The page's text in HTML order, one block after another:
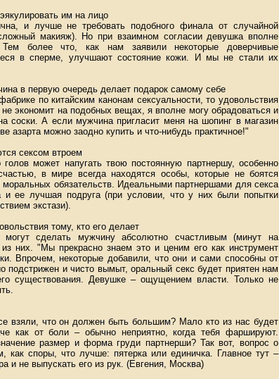
им на лицо
и лучше не требовать подобного финала от случайной
макияж). Но при взаимном согласии девушка вполне
более что, как нам заявили некоторые доверчивые
в сперме, улучшают состояние кожи. И мы не стали их
в первую очередь делает подарок самому себе
по китайским канонам сексуальности, то удовольствия
экономит на подобных вещах, я вполне могу обрадоваться и
соски. А если мужчина пригласит меня на шопинг в магазин
азарта можно заодно купить и что-нибудь практичное!"
сексом втроем
голов может напугать твою постоянную партнершу, особенно
в мире всегда находятся особы, которые не боятся
обязательств. Идеальными партнершами для секса
и ее лучшая подруга (при условии, что у них были попытки
экстази).
тому, кто его делает
сделать мужчину абсолютно счастливым (минут на
них. "Мы прекрасно знаем это и ценим его как инструмент
Впрочем, некоторые добавили, что они и сами способны от
подстрижен и чисто вымыт, оральный секс будет приятен нам
существования. Девушке – ощущением власти. Только не
взяли, что он должен быть большим? Мало кто из нас будет
как от боли – обычно неприятно, когда тебя фаршируют.
размер и форма груди партнерши? Так вот, вопрос о
как споры, что лучше: пятерка или единичка. Главное тут –
и не выпускать его из рук. (Евгения, Москва)